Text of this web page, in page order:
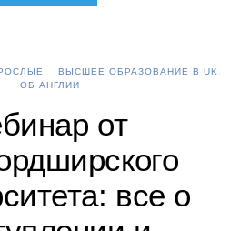
ВЫСШЕЕ ОБРАЗОВАНИЕ В UK
ОБ АНГЛИИ
от
все о